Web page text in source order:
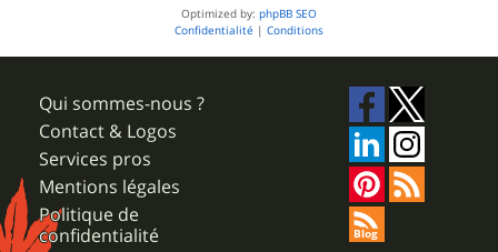
Optimized by: phpBB SEO
Confidentialité | Conditions
Qui sommes-nous ?
Contact & Logos
Services pros
Mentions légales
Politique de
confidentialité